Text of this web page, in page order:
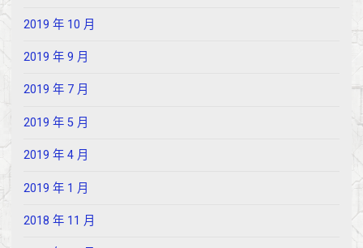
2019 年 10 月
2019 年 9 月
2019 年 7 月
2019 年 5 月
2019 年 4 月
2019 年 1 月
2018 年 11 月